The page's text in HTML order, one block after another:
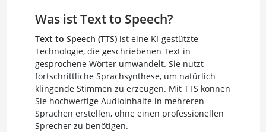
Was ist Text to Speech?
Text to Speech (TTS)ist eine KI-gestützte
Technologie, die geschriebenen Text in
gesprochene Wörter umwandelt. Sie nutzt
fortschrittliche Sprachsynthese, um natürlich
klingende Stimmen zu erzeugen. Mit TTS können
Sie hochwertige Audioinhalte in mehreren
Sprachen erstellen, ohne einen professionellen
Sprecher zu benötigen.